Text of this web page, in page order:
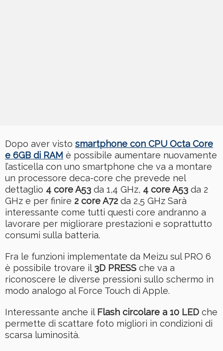
Dopo aver visto smartphone con CPU Octa Core
e 6GB di RAM è possibile aumentare nuovamente
l’asticella con uno smartphone che va a montare
un processore deca-core che prevede nel
dettaglio 4 core A53 da 1,4 GHz, 4 core A53 da 2
GHz e per finire 2 core A72 da 2,5 GHz Sarà
interessante come tutti questi core andranno a
lavorare per migliorare prestazioni e soprattutto
consumi sulla batteria.
Fra le funzioni implementate da Meizu sul PRO 6
è possibile trovare il 3D PRESS che va a
riconoscere le diverse pressioni sullo schermo in
modo analogo al Force Touch di Apple.
Interessante anche il Flash circolare a 10 LED che
permette di scattare foto migliori in condizioni di
scarsa luminosità.